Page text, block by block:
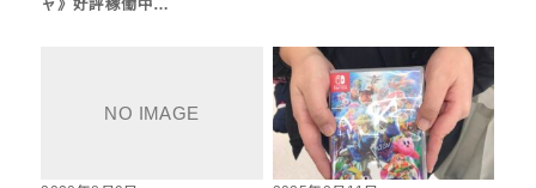
ャ》好評稼働中…